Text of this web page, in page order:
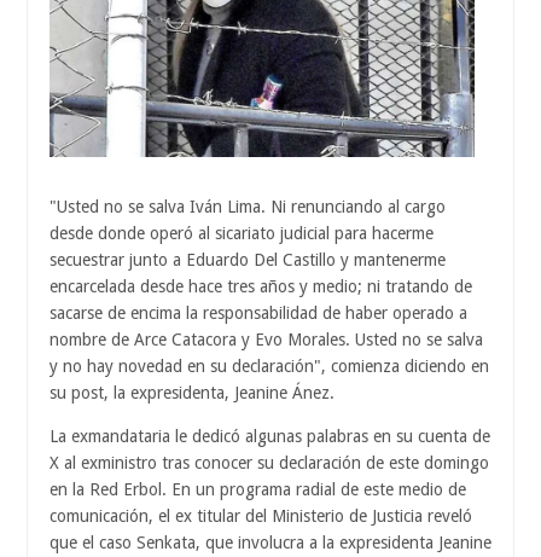
"Usted no se salva Iván Lima. Ni renunciando al cargo
desde donde operó al sicariato judicial para hacerme
secuestrar junto a Eduardo Del Castillo y mantenerme
encarcelada desde hace tres años y medio; ni tratando de
sacarse de encima la responsabilidad de haber operado a
nombre de Arce Catacora y Evo Morales. Usted no se salva
y no hay novedad en su declaración", comienza diciendo en
su post, la expresidenta, Jeanine Ánez.
La exmandataria le dedicó algunas palabras en su cuenta de
X al exministro tras conocer su declaración de este domingo
en la Red Erbol. En un programa radial de este medio de
comunicación, el ex titular del Ministerio de Justicia reveló
que el caso Senkata, que involucra a la expresidenta Jeanine